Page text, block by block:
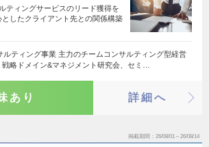
ティングサービスのリード獲得を
したクライアント先との関係構築
ルティング事業 主力のチームコンサルティング型経営
略ドメイン&マネジメント研究会、セミ…
あり 詳細へ
掲載期間 26/08/01～26/08/14